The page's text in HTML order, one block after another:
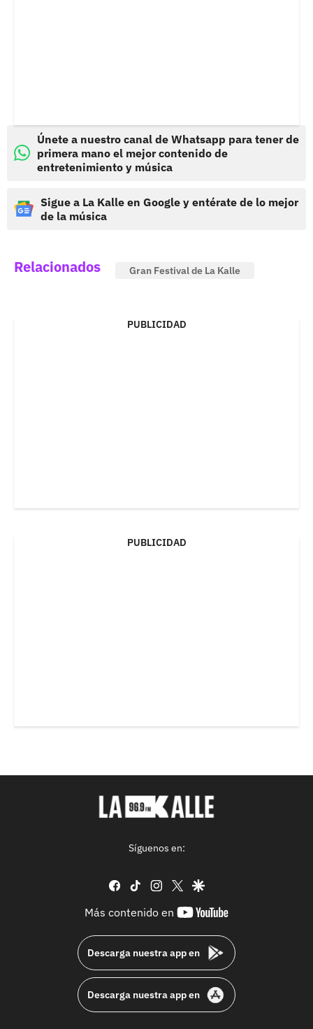
Únete a nuestro canal de Whatsapp para tener de
primera mano el mejor contenido de
entretenimiento y música
Sigue a La Kalle en Google y entérate de lo mejor
de la música
Relacionados Gran Festival de La Kalle
PUBLICIDAD
PUBLICIDAD
Síguenos en:
facebook
tiktok instagram
twittergoogle
Más contenido en
youtube-
Descarga nuestra app en
Descarga nuestra app en